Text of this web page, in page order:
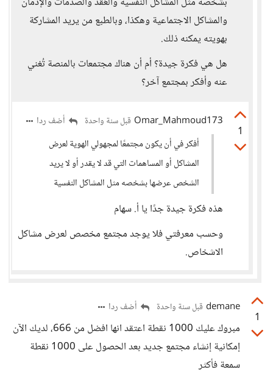
والمشاكل الاجتماعية وهكذا، وبالطبع من يريد المشاركة
بهويته يمكنه ذلك.
هل هي فكرة جيدة؟ أم أن هناك مجتمعات بالمنصة تُغني
عنه وأفكر بمجتمع آخر؟
1
Omar_Mahmoud173 قبل سنة واحدة
أضف ردا
أفكر في أن يكون مجتمعًا لمجهولي الهوية لعرض
المشاكل أو المساهمات التي قد لا يقدر أو لا يريد
الشخص عرضها بشخصه مثل المشاكل النفسية
هذه فكرة جيدة جدًا يا أ. سهام
وحسب معرفتي فلا يوجد مجتمع مخصص لعرض مشاكل
الاشخاص.
1
demane قبل سنة واحدة أضف ردا
مبروك عليك 1000 نقطة اعتقد انها افضل من 666، لديك الآن
إمكانية إنشاء مجتمع جديد بعد الحصول على 1000 نقطة
سمعة فأكثر